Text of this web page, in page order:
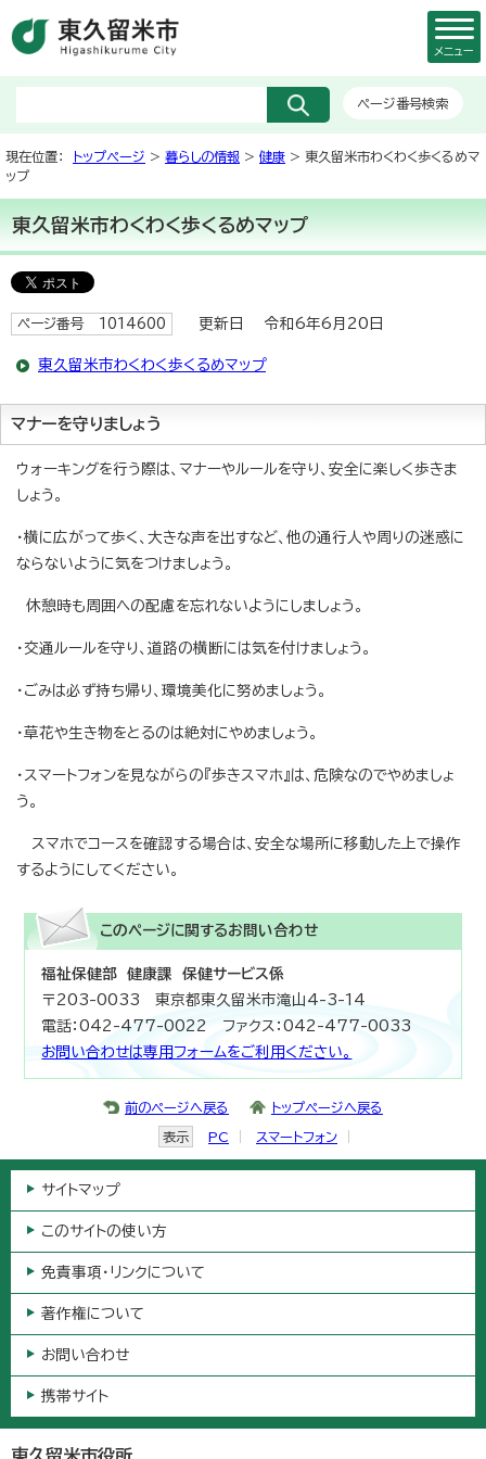
ページ番号検索
メニュー
現在位置： トップページ > 暮らしの情報 > 健康 > 東久留米市わくわく歩くるめマ
ップ
東久留米市わくわく歩くるめマップ
ページ番号 1014600 更新日 令和6年6月20日
東久留米市わくわく歩くるめマップ
マナーを守りましょう
ウォーキングを行う際は、マナーやルールを守り、安全に楽しく歩きま
しょう。
・横に広がって歩く、大きな声を出すなど、他の通行人や周りの迷惑に
ならないように気をつけましょう。
休憩時も周囲への配慮を忘れないようにしましょう。
・交通ルールを守り、道路の横断には気を付けましょう。
・ごみは必ず持ち帰り、環境美化に努めましょう。
・草花や生き物をとるのは絶対にやめましょう。
・スマートフォンを見ながらの『歩きスマホ』は、危険なのでやめましょ
う。
スマホでコースを確認する場合は、安全な場所に移動した上で操作
するようにしてください。
このページに関するお問い合わせ
福祉保健部 健康課 保健サービス係
〒203-0033 東京都東久留米市滝山4-3-14
電話：042-477-0022 ファクス：042-477-0033
お問い合わせは専用フォームをご利用ください。
前のページへ戻る トップページへ戻る
表示 PC スマートフォン
サイトマップ
このサイトの使い方
免責事項・リンクについて
著作権について
お問い合わせ
携帯サイト